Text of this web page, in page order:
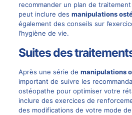
recommander un plan de
peut inclure des manipulations
également des conseils sur
l’hygiène de vie.
Suites des
Après une série de manipulations
important de suivre les
ostéopathe pour optimiser votre
inclure des exercices de
des modifications de votre mode